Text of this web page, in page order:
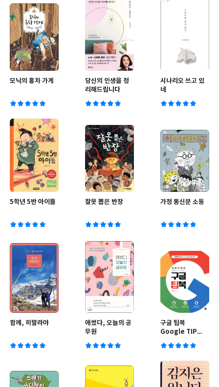
모닉의 홍차 가게
당신의 인생을 정
리해드립니다
시나리오 쓰고 있
네
5학년 5반 아이들 잘못 뽑은 반장 가정 통신문 소동
함께, 히말라야
애썼다, 오늘의 공
무원
구글 팁북
Google TIP